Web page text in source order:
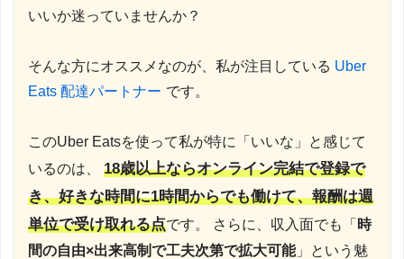
いいか迷っていませんか？
そんな方にオススメなのが、私が注目している Uber
Eats 配達パートナー です。
このUber Eatsを使って私が特に「いいな」と感じて
いるのは、 18歳以上ならオンライン完結で登録で
き、好きな時間に1時間からでも働けて、報酬は週
単位で受け取れる点です。 さらに、収入面でも「 時
間の自由×出来高制で工夫次第で拡大可能」という魅